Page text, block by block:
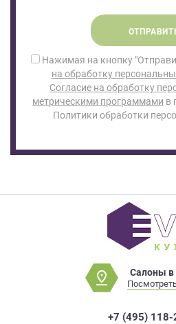
Нажимая на кнопку
на обработку
Согласие на обработку
метрическими программами в
Политики обработки
Салоны в
+7 (495)